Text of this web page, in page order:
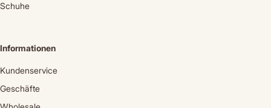
Schuhe
Informationen
Kundenservice
Geschäfte